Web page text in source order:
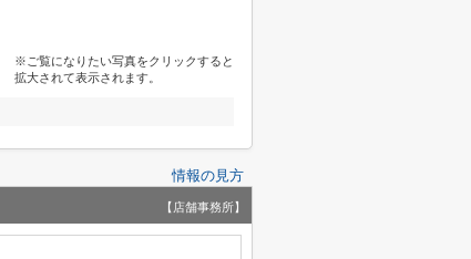
※ご覧になりたい写真をクリックすると
拡大されて表示されます。
情報の見方
【店舗事務所】